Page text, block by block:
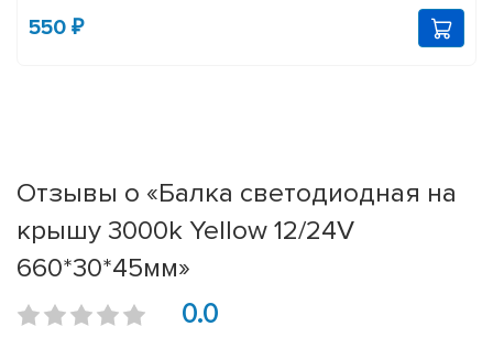
550 ₽
Отзывы о «Балка светодиодная на
крышу 3000k Yellow 12/24V
660*30*45мм»
0.0